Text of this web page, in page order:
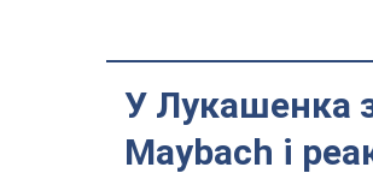
У Лукашенка
Maybach і